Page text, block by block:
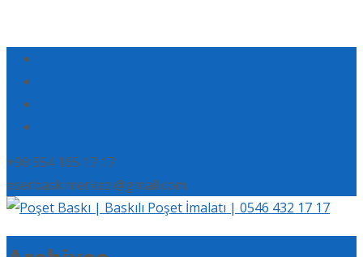
+90 554 165 17 17
eserbaskimerkezi@gmail.com